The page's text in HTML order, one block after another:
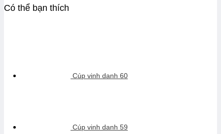
Có thể bạn thích
Cúp vinh danh 60
Cúp vinh danh 59